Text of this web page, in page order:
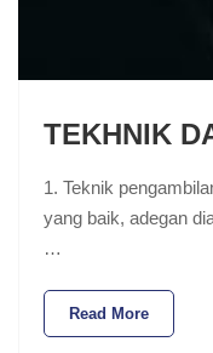
TEKHNIK
1. Teknik
yang baik, adegan
…
Read More